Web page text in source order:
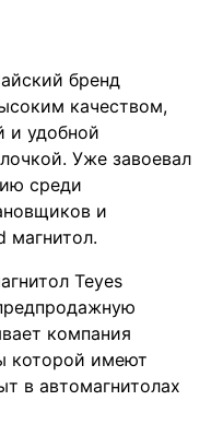
бренд
качеством,
и удобной
Уже завоевал
среди
и
магнитол.
Teyes
компания
которой имеют
в автомагнитолах